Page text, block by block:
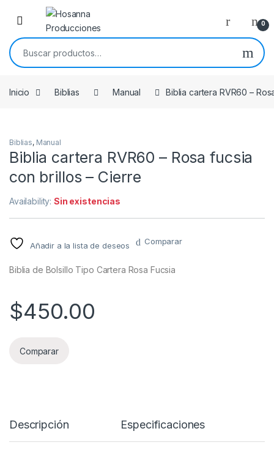
Skip to navigation
Skip to content
0
Buscar por:
Inicio Biblias Manual Biblia cartera RVR60 –
Biblias, Manual
Biblia cartera RVR60 – Rosa fucsia
con brillos – Cierre
Availability:Sin existencias
Añadir a la lista de deseos Comparar
Biblia de Bolsillo Tipo Cartera Rosa Fucsia
$450.00
Comparar
Descripción Especificaciones